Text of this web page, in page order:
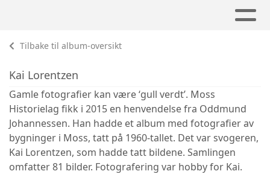
Tilbake til album-oversikt
Kai Lorentzen
Gamle fotografier kan være ‘gull verdt’. Moss
Historielag fikk i 2015 en henvendelse fra Oddmund
Johannessen. Han hadde et album med fotografier av
bygninger i Moss, tatt på 1960-tallet. Det var svogeren,
Kai Lorentzen, som hadde tatt bildene. Samlingen
omfatter 81 bilder. Fotografering var hobby for Kai.